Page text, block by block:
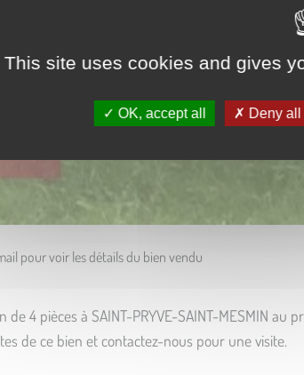
pour voir les détails du bien vendu
4 pièces à SAINT-PRYVE-SAINT-MESMIN au
de ce bien et contactez-nous pour une visite.
This site uses cookies and gives
OK, accept all Deny